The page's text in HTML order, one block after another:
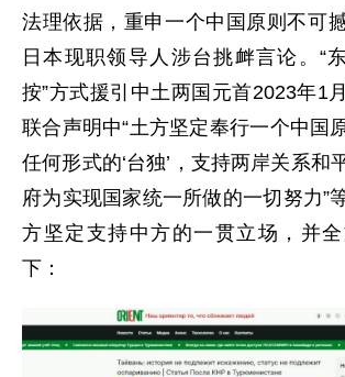
法理依据，重申一个中国原则不可
日本现职领导人涉台挑衅言论。“
按”方式援引中土两国元首2023年1
联合声明中“土方坚定奉行一个中国
任何形式的‘台独’，支持两岸关系和
府为实现国家统一所做的一切努力”
方坚定支持中方的一贯立场，并
下：